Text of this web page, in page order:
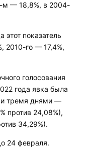
м — 18,8%, в 2004-
этот показатель
2010-го — 17,4%,
голосования
года явка была
и тремя днями —
против 24,08%),
34,29%).
24 февраля.